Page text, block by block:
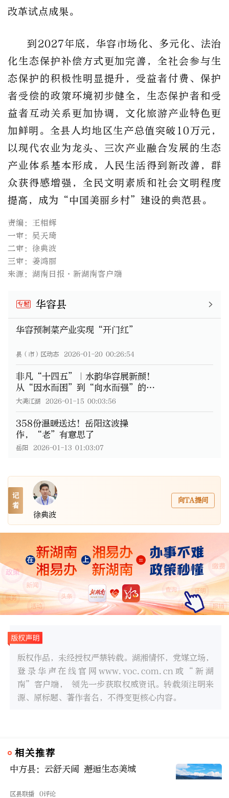
改革试点成果。
到2027年底，华容市场化、多元化、法治
化生态保护补偿方式更加完善，全社会参与生
态保护的积极性明显提升，受益者付费、保护
者受偿的政策环境初步健全，生态保护者和受
益者互动关系更加协调，文化旅游产业特色更
加鲜明。全县人均地区生产总值突破10万元，
以现代农业为龙头、三次产业融合发展的生态
产业体系基本形成，人民生活得到新改善，群
众获得感增强，全民文明素质和社会文明程度
提高，成为“中国美丽乡村”建设的典范县。
责编：王相辉
一审：吴天琦
二审：徐典波
三审：姜鸿丽
来源：湖南日报·新湖南客户端
专题 华容县
华容预制菜产业实现“开门红”
县（市）区动态 2026-01-20 00:26:54
非凡“十四五”｜水韵华容展新颜！
从“因水而困”到“向水而强”的高
质量发展跃迁@湖南日报
大美江湖 2026-01-15 00:03:56
358份温暖送达！岳阳这波操
作，“老”有意思了
岳阳 2026-01-13 01:03:07
记
者
徐典波
向TA提问
版权作品，未经授权严禁转载。湖湘情怀，党媒立场，
登录华声在线官网www.voc.com.cn或“新湖
南”客户端， 领先一步获取权威资讯。转载须注明来
源、原标题、著作者名，不得变更核心内容。
相关推荐
中方县：云舒天阔 邂逅生态美城
区县联播 0评论